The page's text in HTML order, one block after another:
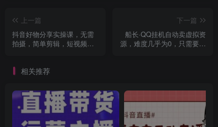
上一篇
抖音好物分享实操课，无需
拍摄，简单剪辑，短视频快
下一篇
船长·QQ挂机自动卖虚拟资
源，难度几乎为0，只需要加
相关推荐